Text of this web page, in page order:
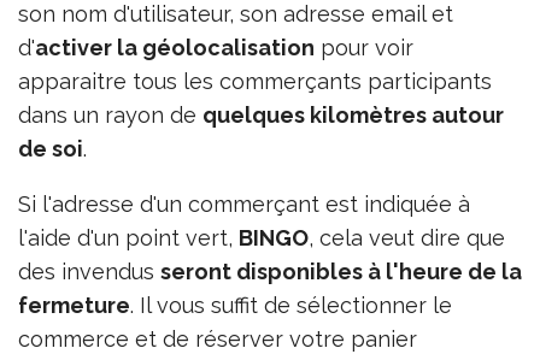
son nom d'utilisateur, son adresse email et
d'activer la géolocalisation pour voir
apparaitre tous les commerçants participants
dans un rayon de quelques kilomètres autour
de soi.
Si l'adresse d'un commerçant est indiquée à
l'aide d'un point vert, BINGO, cela veut dire que
des invendus seront disponibles à l'heure de la
fermeture. Il vous suffit de sélectionner le
commerce et de réserver votre panier